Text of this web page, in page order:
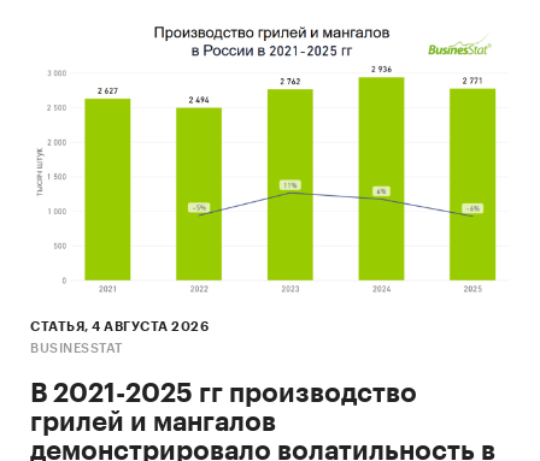
СТАТЬЯ, 4 АВГУСТА 2026
BUSINESSTAT
В 2021-2025 гг производство
грилей и мангалов
демонстрировало волатильность в